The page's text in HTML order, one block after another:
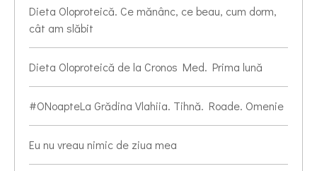
Dieta Oloproteică. Ce mănânc, ce beau, cum dorm,
cât am slăbit
Dieta Oloproteică de la Cronos Med. Prima lună
#ONoapteLa Grădina Vlahiia. Tihnă. Roade. Omenie
Eu nu vreau nimic de ziua mea